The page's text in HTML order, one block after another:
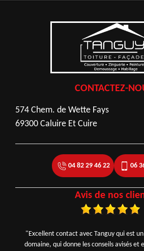
CONTACTEZ-
574 Chem. de Wette Fays
69300 Caluire Et Cuire
04 82 29 46 22 06
Avis de nos
"Excellent contact avec Tanguy qui est
domaine, qui donne les conseils avisés